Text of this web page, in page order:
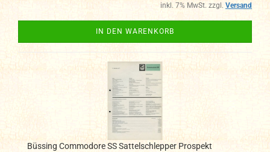
inkl. 7% MwSt. zzgl. Versand
IN DEN WARENKORB
Büssing Commodore SS Sattelschlepper Prospekt